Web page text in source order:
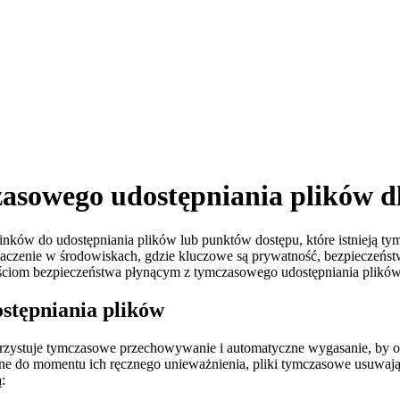
udostępniania plików
do udostępniania plików lub punktów dostępu, które istnieją
w środowiskach, gdzie kluczowe są prywatność,
bezpieczeństwa płynącym z tymczasowego udostępniania
plików
tymczasowe przechowywanie i automatyczne wygasanie, by
do momentu ich ręcznego unieważnienia, pliki tymczasowe